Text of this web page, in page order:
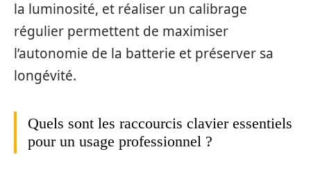
la luminosité, et réaliser un calibrage
régulier permettent de maximiser
l’autonomie de la batterie et préserver sa
longévité.
Quels sont les raccourcis clavier essentiels
pour un usage professionnel ?